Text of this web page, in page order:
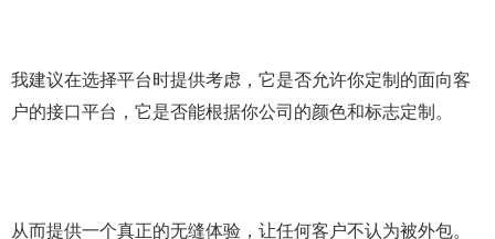
我建议在选择平台时提供考虑，它是否允许你定制的面向客
户的接口平台，它是否能根据你公司的颜色和标志定制。
从而提供一个真正的无缝体验，让任何客户不认为被外包。